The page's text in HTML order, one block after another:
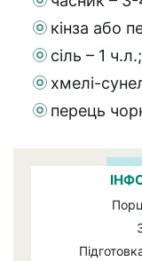
кінза або
сіль – 1 ч.л.;
хмелі-
перець